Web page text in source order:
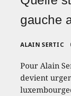
gauche
ALAIN SERTIC
Pour Alain
devient